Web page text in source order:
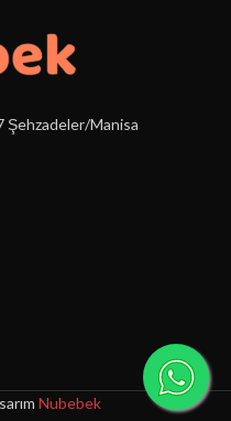
Şehzadeler/Manisa
Nubebek